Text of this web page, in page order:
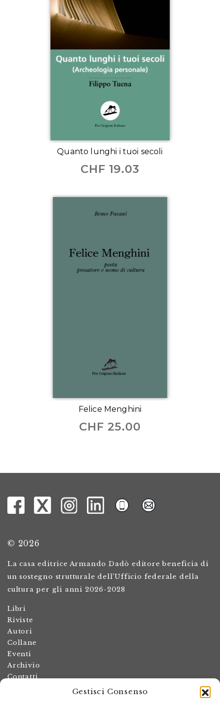
Gestisci Consenso
Quanto lunghi i tuoi secoli
CHF 19.03
Felice Menghini
CHF 25.00
© 2026
La casa editrice Armando Dadò editore beneficia di
un sostegno strutturale dell’Ufficio federale della
cultura per gli anni 2026-2028
Libri
Riviste
Autori
Collane
Eventi
Archivio
Contatti
Termini e condizioni